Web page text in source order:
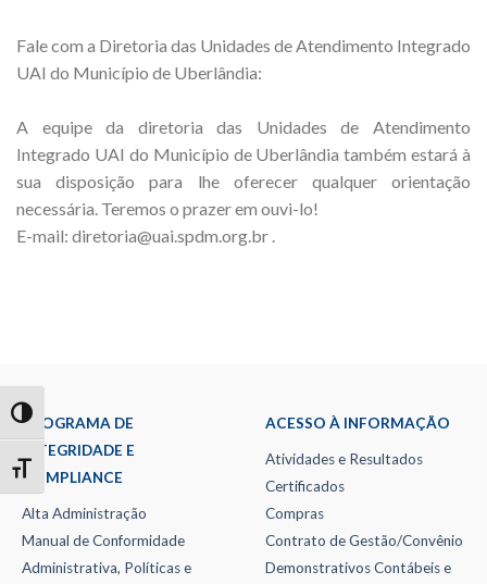
TOGGLE HIGH CONTRAST
TOGGLE FONT SIZE
Fale com a Diretoria das Unidades de Atendimento Integrado
UAI do Município de Uberlândia:
A equipe da diretoria das Unidades de Atendimento
Integrado UAI do Município de Uberlândia também estará à
sua disposição para lhe oferecer qualquer orientação
necessária. Teremos o prazer em ouvi-lo!
E-mail: diretoria@uai.spdm.org.br .
PROGRAMA DE
INTEGRIDADE E
COMPLIANCE
Alta Administração
Manual de Conformidade
Administrativa, Políticas e
ACESSO À INFORMAÇÃO
Atividades e Resultados
Certificados
Compras
Contrato de Gestão/Convênio
Demonstrativos Contábeis e